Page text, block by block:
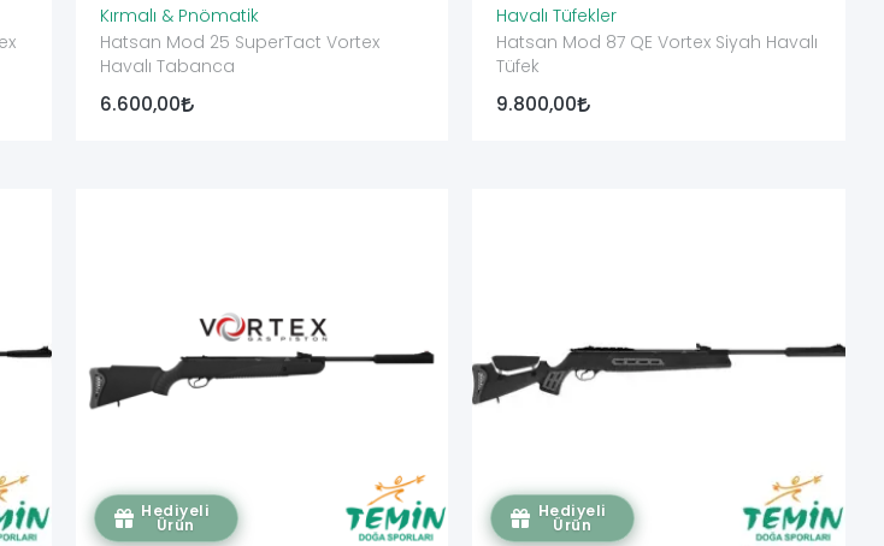
Kırmalı & Pnömatik
Hatsan Mod 25 SuperTact Vortex
Havalı Tabanca
6.600,00
Havalı Tüfekler
Hatsan Mod 87 QE Vortex Siyah Havalı
Tüfek
9.800,00
Hediyeli
Ürün
Hediyeli
Ürün